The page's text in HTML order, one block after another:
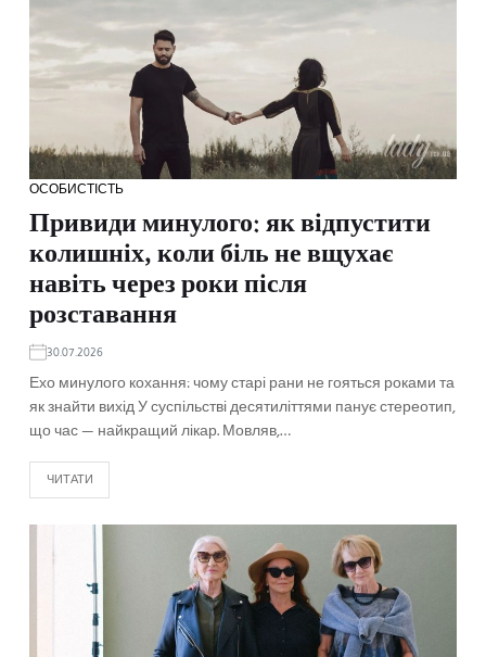
ОСОБИСТІСТЬ
Привиди минулого: як відпустити
колишніх, коли біль не вщухає
навіть через роки після
розставання
30.07.2026
Ехо минулого кохання: чому старі рани не гояться роками та
як знайти вихід У суспільстві десятиліттями панує стереотип,
що час — найкращий лікар. Мовляв,…
ЧИТАТИ